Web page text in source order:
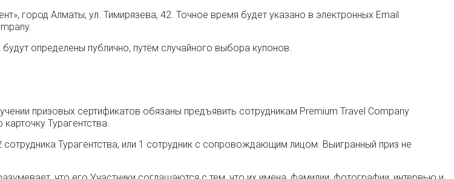
город Алматы, ул. Тимирязева, 42. Точное время будет указано в электронных Email
будут определены публично, путём случайного выбора купонов.
призовых сертификатов обязаны предъявить сотрудникам Premium Travel Company
Турагентства.
сотрудника Турагентства, или 1 сотрудник с сопровождающим лицом. Выигранный приз не